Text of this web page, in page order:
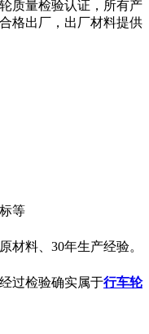
质量检验认证，所有产
格出厂，出厂材料提供
等
材料、30年生产经验。
过检验确实属于行车轮